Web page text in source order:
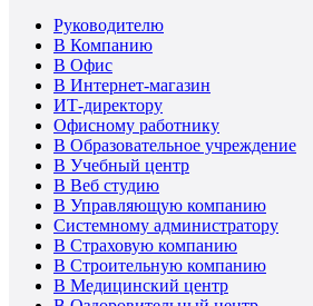
Руководителю
В Компанию
В Офис
В Интернет-магазин
ИТ-директору
Офисному работнику
В Образовательное учреждение
В Учебный центр
В Веб студию
В Управляющую компанию
Системному администратору
В Страховую компанию
В Строительную компанию
В Медицинский центр